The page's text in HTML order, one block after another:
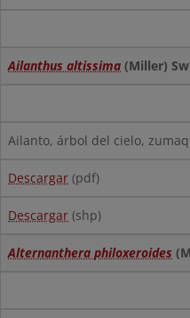
Ailanthus altissima (Miller)
Ailanto, árbol del cielo,
Descargar (pdf)
Descargar (shp)
Alternanthera philoxeroides